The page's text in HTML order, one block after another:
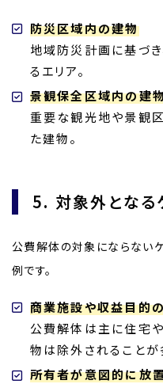
防災区域内の建物
地域防災計画に基づ
るエリア。
景観保全区域内の建
重要な観光地や景観
た建物。
5. 対象外となる
公費解体の対象にならない
例です。
商業施設や収益目的
公費解体は主に住宅
物は除外されることが
所有者が意図的に放